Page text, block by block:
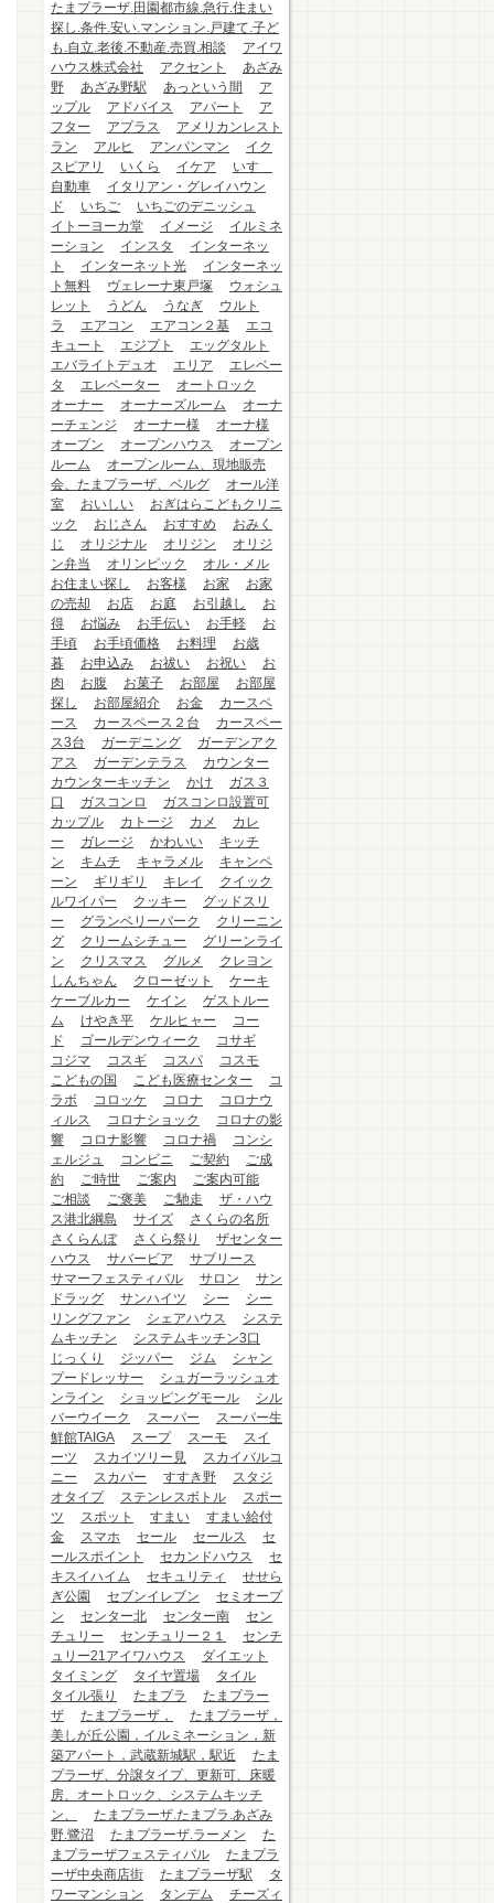
たまプラーザ.田園都市線.急行.住まい
探し.条件.安い.マンション.戸建て.子ど
も.自立.老後.不動産.売買.相談
アイワ
ハウス株式会社
アクセント
あざみ
野
あざみ野駅 あっという間
ア
ップル
アドバイス アパート
ア
フター
アプラス
アメリカンレスト
ラン
アルヒ アンパンマン
イク
スピアリ
いくら イケア
いすゞ
自動車
イタリアン・グレイハウン
ド
いちご
いちごのデニッシュ
イトーヨーカ堂
イメージ
イルミネ
ーション
インスタ
インターネッ
ト
インターネット光
インターネッ
ト無料
ヴェレーナ東戸塚
ウォシュ
レット
うどん うなぎ
ウルト
ラ
エアコン エアコン２基
エコ
キュート
エジプト
エッグタルト
エバライトデュオ
エリア
エレベー
タ
エレベーター
オートロック
オーナー
オーナーズルーム
オーナ
ーチェンジ
オーナー様
オーナ様
オープン
オープンハウス
オープン
ルーム
オープンルーム、現地販売
会、たまプラーザ、ベルグ
オール洋
室
おいしい
おぎはらこどもクリニ
ック
おじさん おすすめ
おみく
じ
オリジナル オリジン
オリジ
ン弁当
オリンピック
オル・メル
お住まい探し
お客様 お家
お家
の売却
お店 お庭 お引越し
お
得
お悩み お手伝い お手軽
お
手頃
お手頃価格 お料理
お歳
暮
お申込み お祓い お祝い
お
肉
お腹 お菓子 お部屋
お部屋
探し
お部屋紹介 お金
カースペ
ース
カースペース２台
カースペー
ス3台
ガーデニング
ガーデンアク
アス
ガーデンテラス
カウンター
カウンターキッチン
かけ
ガス３
口
ガスコンロ
ガスコンロ設置可
カップル
カトージ カメ
カレ
ー
ガレージ かわいい
キッチ
ン
キムチ キャラメル
キャンペ
ーン
ギリギリ キレイ
クイック
ルワイパー
クッキー
グッドスリ
ー
グランベリーパーク
クリーニン
グ
クリームシチュー
グリーンライ
ン
クリスマス グルメ
クレヨン
しんちゃん
クローゼット
ケーキ
ケーブルカー
ケイン
ゲストルー
ム
けやき平 ケルヒャー
コー
ド
ゴールデンウィーク
コサギ
コジマ
コスギ コスパ
コスモ
こどもの国
こども医療センター
コ
ラボ
コロッケ コロナ
コロナウ
ィルス
コロナショック
コロナの影
響
コロナ影響 コロナ禍
コンシ
ェルジュ
コンビニ ご契約
ご成
約
ご時世 ご案内
ご案内可能
ご相談
ご褒美 ご馳走
ザ・ハウ
ス港北綱島
サイズ
さくらの名所
さくらんぼ
さくら祭り
ザセンター
ハウス
サバービア
サブリース
サマーフェスティバル
サロン
サン
ドラッグ
サンハイツ シー
シー
リングファン
シェアハウス
システ
ムキッチン
システムキッチン3口
じっくり
ジッパー ジム
シャン
プードレッサー
シュガーラッシュオ
ンライン
ショッピングモール
シル
バーウイーク
スーパー
スーパー生
鮮館TAIGA
スープ スーモ
スイ
ーツ
スカイツリー見
スカイバルコ
ニー
スカパー すすき野
スタジ
オタイプ
ステンレスボトル
スポー
ツ
スポット すまい
すまい給付
金
スマホ セール セールス
セ
ールスポイント
セカンドハウス
セ
キスイハイム
セキュリティ
せせら
ぎ公園
セブンイレブン
セミオープ
ン
センター北 センター南
セン
チュリー
センチュリー２１
センチ
ュリー21アイワハウス
ダイエット
タイミング
タイヤ置場
タイル
タイル張り
たまプラ
たまプラー
ザ
たまプラーザ，
たまプラーザ，
美しが丘公園，イルミネーション，新
築アパート，武蔵新城駅，駅近
たま
プラーザ、分譲タイプ、更新可、床暖
房、オートロック、システムキッチ
ン、
たまプラーザ.たまプラ.あざみ
野.鷺沼
たまプラーザ.ラーメン
た
まプラーザフェスティバル
たまプラ
ーザ中央商店街
たまプラーザ駅
タ
ワーマンション
タンデム
チーズィ